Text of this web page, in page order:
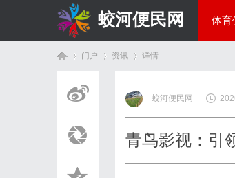
蛟河便民网 体育
门户 资讯
›
详情
蛟河便民网
青鸟影视：引